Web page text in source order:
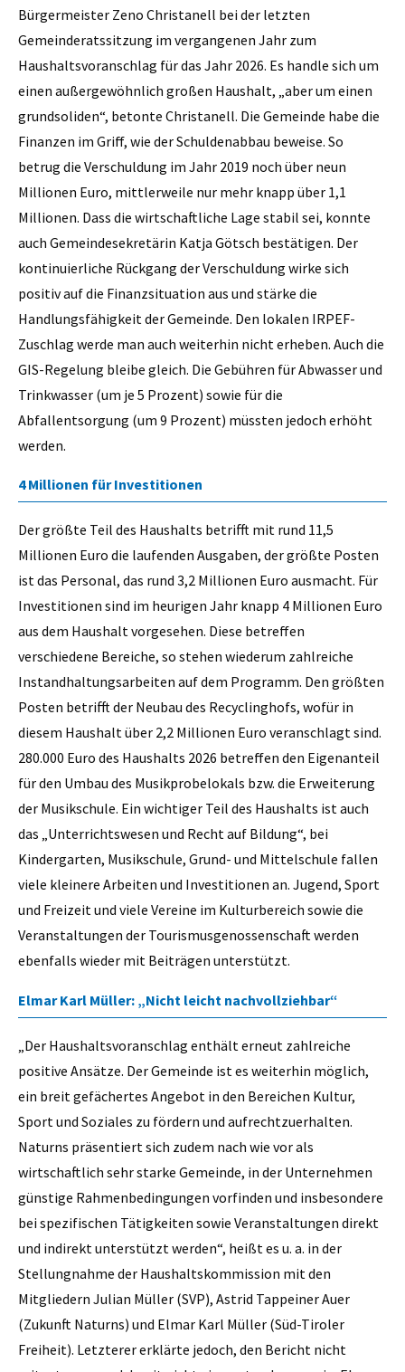
Bürgermeister Zeno Christanell bei der letzten
Gemeinderatssitzung im vergangenen Jahr zum
Haushaltsvoranschlag für das Jahr 2026. Es handle sich um
einen außergewöhnlich großen Haushalt, „aber um einen
grundsoliden“, betonte Christanell. Die Gemeinde habe die
Finanzen im Griff, wie der Schuldenabbau beweise. So
betrug die Verschuldung im Jahr 2019 noch über neun
Millionen Euro, mittlerweile nur mehr knapp über 1,1
Millionen. Dass die wirtschaftliche Lage stabil sei, konnte
auch Gemeindesekretärin Katja Götsch bestätigen. Der
kontinuierliche Rückgang der Verschuldung wirke sich
positiv auf die Finanzsituation aus und stärke die
Handlungsfähigkeit der Gemeinde. Den lokalen IRPEF-
Zuschlag werde man auch weiterhin nicht erheben. Auch die
GIS-Regelung bleibe gleich. Die Gebühren für Abwasser und
Trinkwasser (um je 5 Prozent) sowie für die
Abfallentsorgung (um 9 Prozent) müssten jedoch erhöht
werden.
4 Millionen für Investitionen
Der größte Teil des Haushalts betrifft mit rund 11,5
Millionen Euro die laufenden Ausgaben, der größte Posten
ist das Personal, das rund 3,2 Millionen Euro ausmacht. Für
Investitionen sind im heurigen Jahr knapp 4 Millionen Euro
aus dem Haushalt vorgesehen. Diese betreffen
verschiedene Bereiche, so stehen wiederum zahlreiche
Instandhaltungsarbeiten auf dem Programm. Den größten
Posten betrifft der Neubau des Recyclinghofs, wofür in
diesem Haushalt über 2,2 Millionen Euro veranschlagt sind.
280.000 Euro des Haushalts 2026 betreffen den Eigenanteil
für den Umbau des Musikprobelokals bzw. die Erweiterung
der Musikschule. Ein wichtiger Teil des Haushalts ist auch
das „Unterrichtswesen und Recht auf Bildung“, bei
Kindergarten, Musikschule, Grund- und Mittelschule fallen
viele kleinere Arbeiten und Investitionen an. Jugend, Sport
und Freizeit und viele Vereine im Kulturbereich sowie die
Veranstaltungen der Tourismusgenossenschaft werden
ebenfalls wieder mit Beiträgen unterstützt.
Elmar Karl Müller: „Nicht leicht nachvollziehbar“
„Der Haushaltsvoranschlag enthält erneut zahlreiche
positive Ansätze. Der Gemeinde ist es weiterhin möglich,
ein breit gefächertes Angebot in den Bereichen Kultur,
Sport und Soziales zu fördern und aufrechtzuerhalten.
Naturns präsentiert sich zudem nach wie vor als
wirtschaftlich sehr starke Gemeinde, in der Unternehmen
günstige Rahmenbedingungen vorfinden und insbesondere
bei spezifischen Tätigkeiten sowie Veranstaltungen direkt
und indirekt unterstützt werden“, heißt es u. a. in der
Stellungnahme der Haushaltskommission mit den
Mitgliedern Julian Müller (SVP), Astrid Tappeiner Auer
(Zukunft Naturns) und Elmar Karl Müller (Süd-Tiroler
Freiheit). Letzterer erklärte jedoch, den Bericht nicht